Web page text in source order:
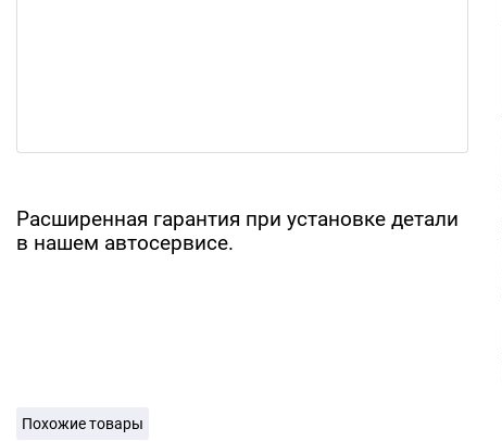
Расширенная гарантия при установке детали
в нашем автосервисе.
Похожие товары